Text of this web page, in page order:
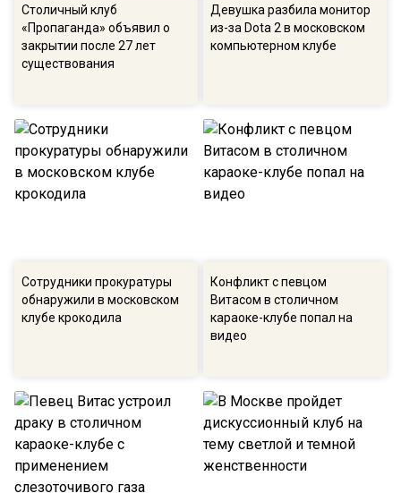
Столичный клуб
«Пропаганда» объявил о
закрытии после 27 лет
существования
Девушка разбила монитор
из-за Dota 2 в московском
компьютерном клубе
Сотрудники прокуратуры
обнаружили в московском
клубе крокодила
Конфликт с певцом
Витасом в столичном
караоке-клубе попал на
видео